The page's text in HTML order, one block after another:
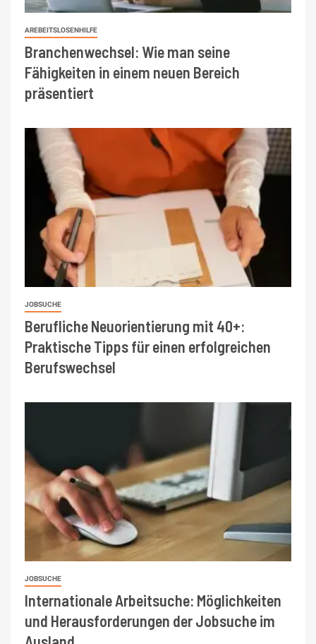
AREBEITSLOSENHILFE
Branchenwechsel: Wie man seine
Fähigkeiten in einem neuen Bereich
präsentiert
JOBSUCHE
Berufliche Neuorientierung mit 40+:
Praktische Tipps für einen erfolgreichen
Berufswechsel
JOBSUCHE
Internationale Arbeitsuche: Möglichkeiten
und Herausforderungen der Jobsuche im